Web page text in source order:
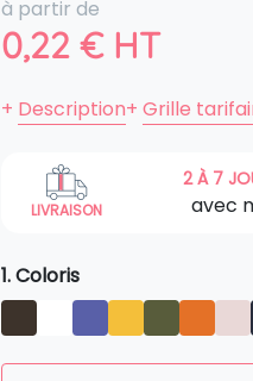
à partir de
0,22 €HT
+ Description+ Grille
LIVRAISON
2 À 7
avec
1. Coloris